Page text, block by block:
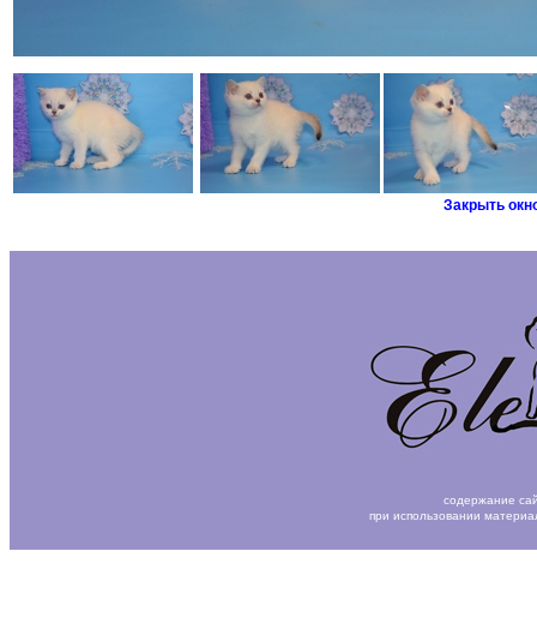
Закрыть
содержание
при использовании